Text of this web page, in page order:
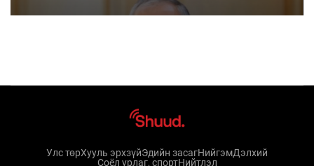
Улс төрХууль эрхзүйЭдийн засагНийгэмДэлхий
Соёл урлаг, спортНийтлэл